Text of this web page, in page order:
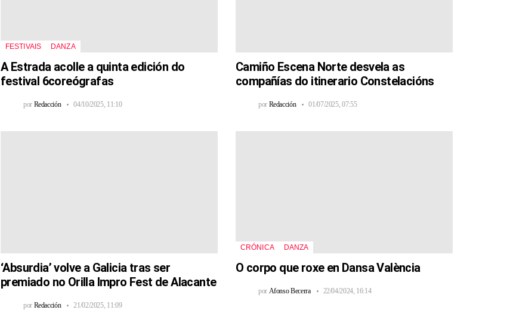
FESTIVAIS DANZA
A Estrada acolle a quinta edición do
festival 6coreógrafas
por Redacción 04/10/2025, 11:10
Camiño Escena Norte desvela as
compañías do itinerario Constelacións
por Redacción 01/07/2025, 07:55
‘Absurdia’ volve a Galicia tras ser
premiado no Orilla Impro Fest de Alacante
por Redacción 21/02/2025, 11:09
CRÓNICA DANZA
O corpo que roxe en Dansa València
por Afonso Becerra 22/04/2024, 16:14